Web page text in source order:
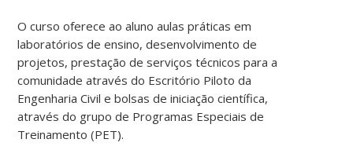
O curso oferece ao aluno aulas práticas em
laboratórios de ensino, desenvolvimento de
projetos, prestação de serviços técnicos para a
comunidade através do Escritório Piloto da
Engenharia Civil e bolsas de iniciação científica,
através do grupo de Programas Especiais de
Treinamento (PET).